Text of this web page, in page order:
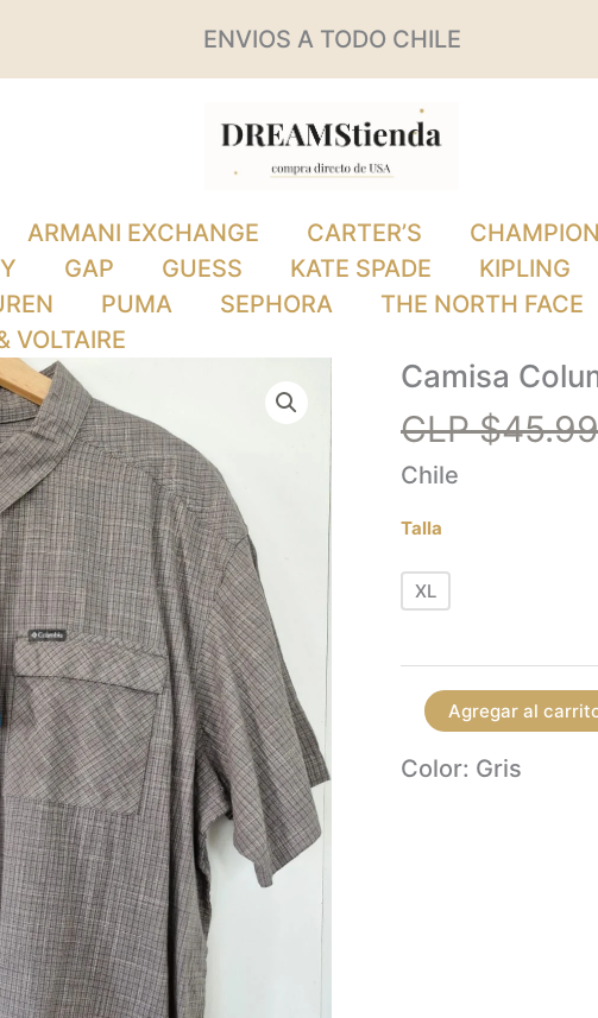
ENVIOS A TODO CHILE
ARMANI EXCHANGE CARTER’S CHAMPION
GAP GUESS KATE SPADE KIPLING
PUMA SEPHORA THE NORTH FACE
VOLTAIRE
Camisa
CLP $
Chile
Talla
XL
Camisa
Columbia
cantidad
Agregar al
Color: Gris